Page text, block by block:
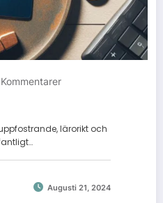
lärorikt och
Augusti 21, 2024